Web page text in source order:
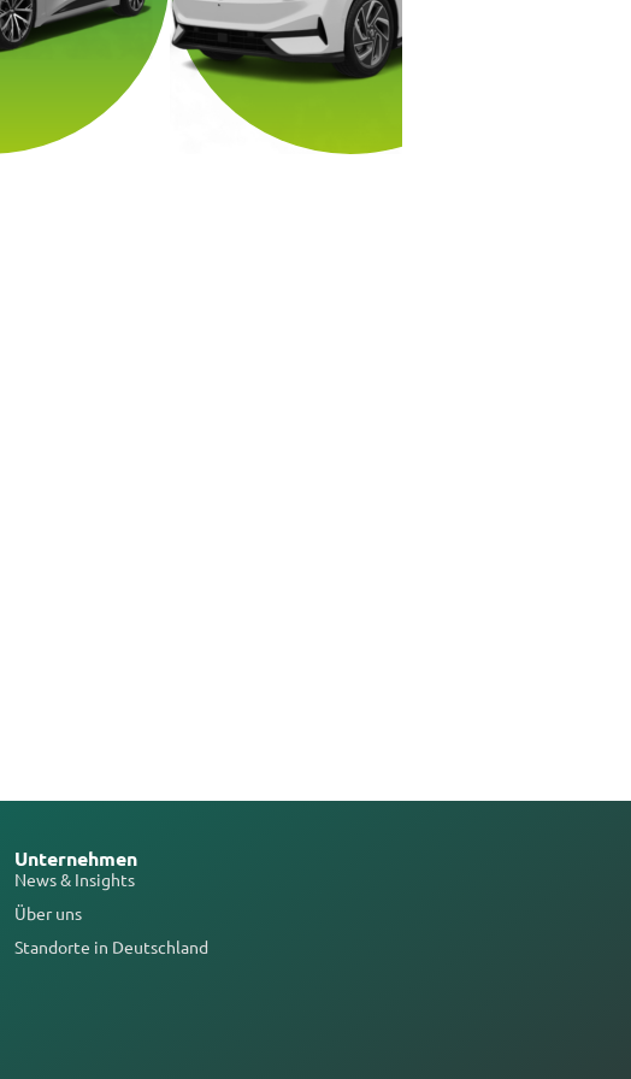
Unternehmen
News & Insights
Über uns
Standorte in Deutschland